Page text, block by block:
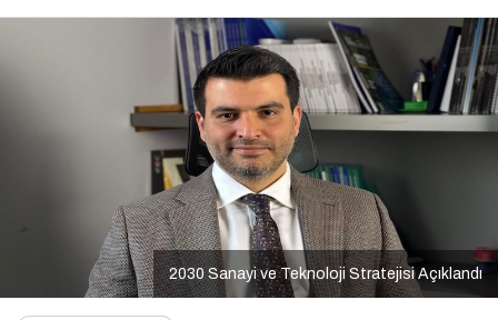
2030 Sanayi ve Teknoloji Stratejisi Açıklandı